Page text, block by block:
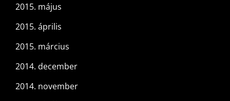
2015. május
2015. április
2015. március
2014. december
2014. november